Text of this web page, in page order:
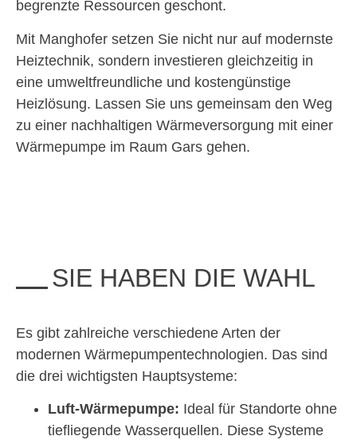
begrenzte Ressourcen geschont.
Mit Manghofer setzen Sie nicht nur auf modernste
Heiztechnik, sondern investieren gleichzeitig in
eine umweltfreundliche und kostengünstige
Heizlösung. Lassen Sie uns gemeinsam den Weg
zu einer nachhaltigen Wärmeversorgung mit einer
Wärmepumpe im Raum Gars gehen.
SIE HABEN DIE WAHL
Es gibt zahlreiche verschiedene Arten der
modernen Wärmepumpentechnologien. Das sind
die drei wichtigsten Hauptsysteme:
Luft-Wärmepumpe: Ideal für Standorte ohne
tiefliegende Wasserquellen. Diese Systeme